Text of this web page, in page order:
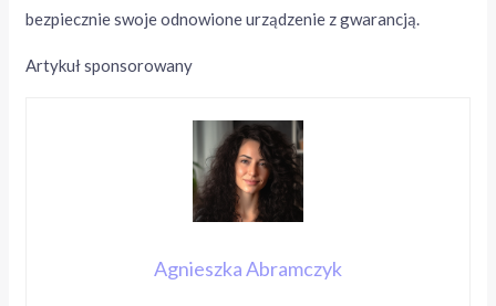
bezpiecznie swoje odnowione urządzenie z gwarancją.
Artykuł sponsorowany
Agnieszka Abramczyk